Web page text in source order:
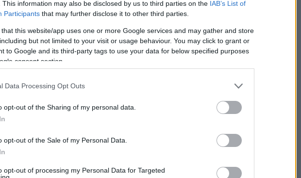
This information may also be disclosed by us to third parties on the IAB’s List of
Participants that may further disclose it to other third parties.
that this website/app uses one or more Google services and may gather and store
but not limited to your visit or usage behaviour. You may click to grant or
to Google and its third-party tags to use your data for below specified purposes
consent section.
Data Processing Opt Outs
opt-out of the Sharing of my personal data.
opt-out of the Sale of my Personal Data.
opt-out of processing my Personal Data for Targeted
gondolkodjunk!” – Csak két olyan filmes idézet
a bakterház és A rátóti legényanya miatt azóta is
dramaturg, többszörös színházigazgató első
majd olyan drámákat írt, mint például aCsoda,
a 301-es parcella bolondjáról
azt nemcsak azt mutatja, hogy első szolnoki
tartott 1978-ban,A velencei kalmárengedély nélküli
terminusa (1985–1993) kezdetén a
hogy a teátrum az 1985/86-os évadának
Jánossal közösen írt
darabot, ami a korszak zenéiből válogatott.